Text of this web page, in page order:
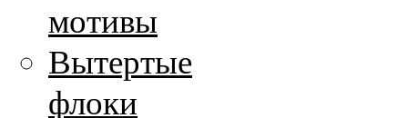
мотивы
Вытертые
флоки